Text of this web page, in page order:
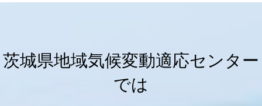
茨城県地域気候変動適応センター
では